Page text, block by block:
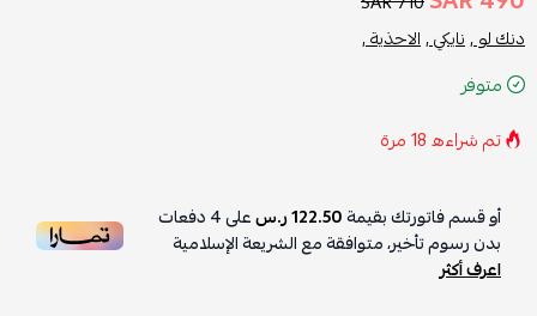
دنك لو ,نايكي ,الاحذية ,
متوفر
تم شراءه18مرة
أو قسم فاتورتك بقيمة122.50 ر.س على4دفعات
بدون رسوم تأخير، متوافقة مع الشريعة الإسلامية
اعرف أكثر